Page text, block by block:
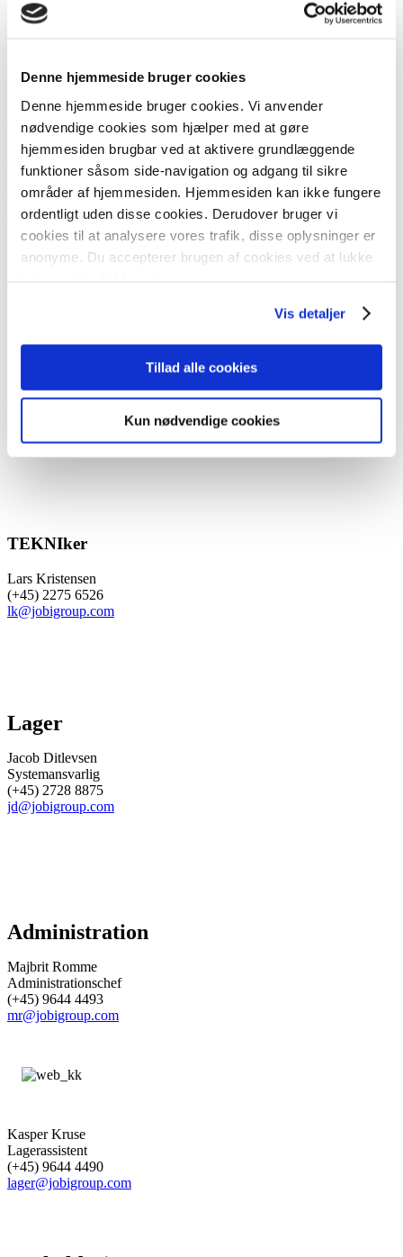
Denne hjemmeside bruger cookies
Denne hjemmeside bruger cookies. Vi anvender
nødvendige cookies som hjælper med at gøre
hjemmesiden brugbar ved at aktivere grundlæggende
funktioner såsom side-navigation og adgang til sikre
områder af hjemmesiden. Hjemmesiden kan ikke fungere
ordentligt uden disse cookies. Derudover bruger vi
cookies til at analysere vores trafik, disse oplysninger er
anonyme. Du accepterer brugen af cookies ved at lukke
Vis detaljer
Tillad alle cookies
Kun nødvendige cookies
PROJEKTLEDER NYBYGNINGER
TEKNISK INDKØB
Troels Faurholt Jensen
(+45) 2177 2886
tfj@jobigroup.com
Marine Engineer
(+45) 9644 4499
TEKNIker
Lars Kristensen
(+45) 2275 6526
lk@jobigroup.com
Lager
Jacob Ditlevsen
Systemansvarlig
(+45) 2728 8875
jd@jobigroup.com
Administration
Majbrit Romme
Administrationschef
(+45) 9644 4493
mr@jobigroup.com
Kasper Kruse
Lagerassistent
(+45) 9644 4490
lager@jobigroup.com